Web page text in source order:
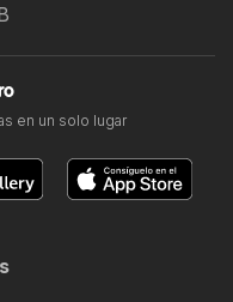
en un solo lugar